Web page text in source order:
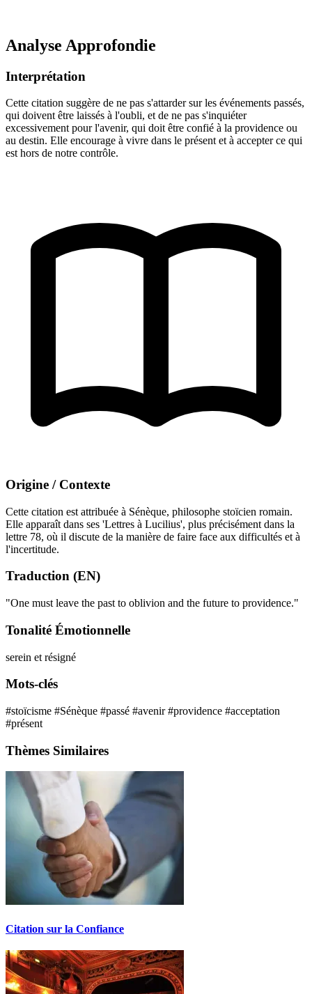
Analyse Approfondie
Interprétation
Cette citation suggère de ne pas s'attarder sur les événements passés,
qui doivent être laissés à l'oubli, et de ne pas s'inquiéter
excessivement pour l'avenir, qui doit être confié à la providence ou
au destin. Elle encourage à vivre dans le présent et à accepter ce qui
est hors de notre contrôle.
Origine / Contexte
Cette citation est attribuée à Sénèque, philosophe stoïcien romain.
Elle apparaît dans ses 'Lettres à Lucilius', plus précisément dans la
lettre 78, où il discute de la manière de faire face aux difficultés et à
l'incertitude.
Traduction (EN)
"One must leave the past to oblivion and the future to providence."
Tonalité Émotionnelle
serein et résigné
Mots-clés
#stoïcisme #Sénèque #passé #avenir#providence #acceptation
#présent
Thèmes Similaires
Citation sur la Confiance